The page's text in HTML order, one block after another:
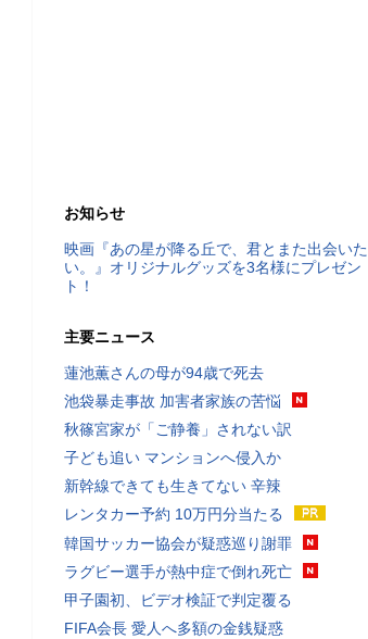
お知らせ
映画『あの星が降る丘で、君とまた出会いた
い。』オリジナルグッズを3名様にプレゼン
ト！
主要ニュース
蓮池薫さんの母が94歳で死去
池袋暴走事故 加害者家族の苦悩
秋篠宮家が「ご静養」されない訳
子ども追い マンションへ侵入か
新幹線できても生きてない 辛辣
レンタカー予約 10万円分当たる
韓国サッカー協会が疑惑巡り謝罪
ラグビー選手が熱中症で倒れ死亡
甲子園初、ビデオ検証で判定覆る
FIFA会長 愛人へ多額の金銭疑惑